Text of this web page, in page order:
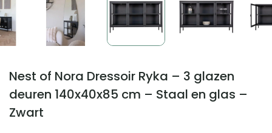
Nest of Nora Dressoir Ryka – 3 glazen
deuren 140x40x85 cm – Staal en glas –
Zwart